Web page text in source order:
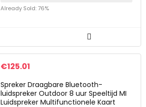
Already Sold: 76%
€125.01
Spreker Draagbare Bluetooth-
luidspreker Outdoor 8 uur Speeltijd MI
Luidspreker Multifunctionele Kaart